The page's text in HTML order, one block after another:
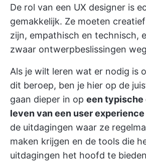
De rol van een UX designer is
gemakkelijk. Ze moeten
zijn, empathisch en technisch,
zwaar ontwerpbeslissingen
Als je wilt leren wat er nodig is
dit beroep, ben je hier op de
gaan dieper in op een typische
leven van een user
de uitdagingen waar ze
maken krijgen en de tools die
uitdagingen het hoofd te